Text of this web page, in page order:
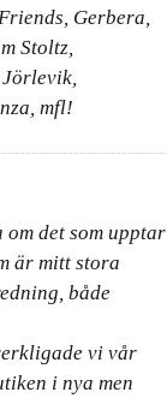
Gerbera,
Stoltz,
mfl!
det som upptar
är mitt stora
både
vi vår
i nya men